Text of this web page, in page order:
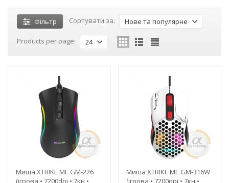
Фільтр Сортувати за: Нове та популярне
Products per page: 24
Миша XTRIKE ME GM-226
(ігрова • 7200dpi • 7кн •
Миша XTRIKE ME GM-316W
(ігрова • 7200dpi • 7кн •